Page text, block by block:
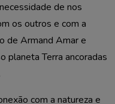
de nos
os outros e com a
de Armand Amar e
planeta Terra ancoradas
com a natureza e